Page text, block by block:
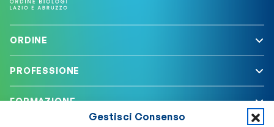
Gestisci Consenso
ORDINE
PROFESSIONE
FORMAZIONE